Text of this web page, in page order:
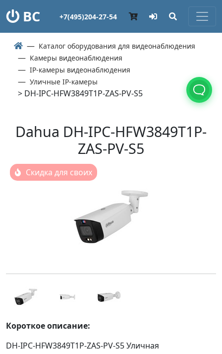
ВС +7(495)204-27-54
Каталог оборудования для видеонаблюдения
Камеры видеонаблюдения
IP-камеры видеонаблюдения
Уличные IP-камеры
> DH-IPC-HFW3849T1P-ZAS-PV-S5
Dahua DH-IPC-HFW3849T1P-
ZAS-PV-S5
Скидка для своих
Короткое описание:
DH-IPC-HFW3849T1P-ZAS-PV-S5 Уличная